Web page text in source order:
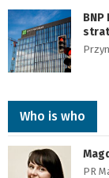
Who is who
PR